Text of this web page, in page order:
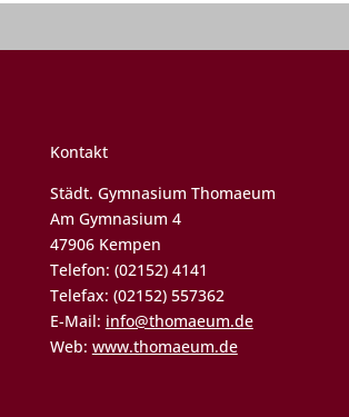
Kontakt
Städt. Gymnasium Thomaeum
Am Gymnasium 4
47906 Kempen
Telefon: (02152) 4141
Telefax: (02152) 557362
E-Mail: info@thomaeum.de
Web: www.thomaeum.de